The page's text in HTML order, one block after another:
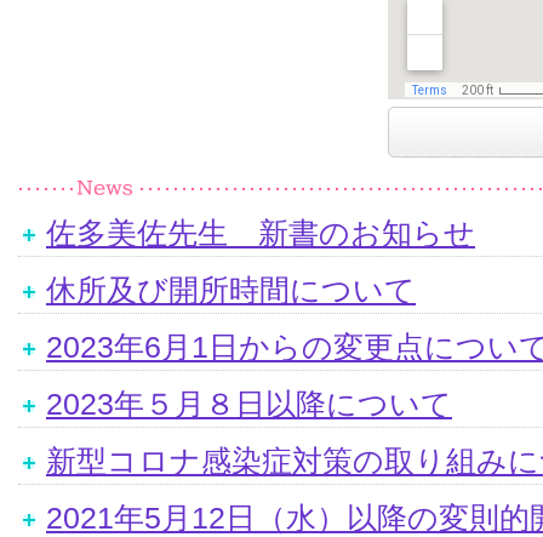
佐多美佐先生 新書のお知らせ
休所及び開所時間について
2023年6月1日からの変更点につい
2023年５月８日以降について
新型コロナ感染症対策の取り組み
2021年5月12日（水）以降の変則